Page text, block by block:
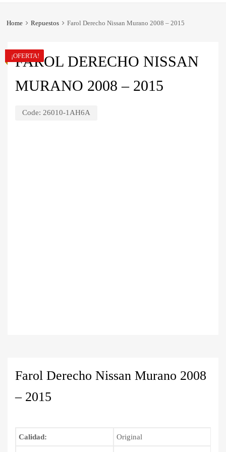
Home Repuestos Farol Derecho Nissan Murano 2008 – 2015
FAROL DERECHO NISSAN
MURANO 2008 – 2015
Code: 26010-1AH6A
¡OFERTA!
Farol Derecho Nissan Murano 2008
– 2015
Calidad: Original